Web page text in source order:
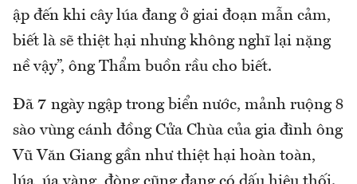
ập đến khi cây lúa đang ở giai đoạn mẫn cảm,
biết là sẽ thiệt hại nhưng không nghĩ lại nặng
nề vậy”, ông Thẩm buồn rầu cho biết.
Đã 7 ngày ngập trong biển nước, mảnh ruộng 8
sào vùng cánh đồng Cửa Chùa của gia đình ông
Vũ Văn Giang gần như thiệt hại hoàn toàn,